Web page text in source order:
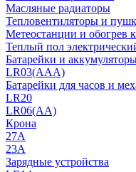
Масляные радиаторы
Тепловентиляторы и
Метеостанции и обогрев
Теплый пол
Батарейки и
LR03(AAA)
Батарейки для часов и
LR20
LR06(AA)
Крона
27A
23A
Зарядные устройства